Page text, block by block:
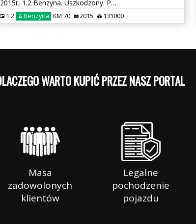
2015r, 1.2 Benzyna. Uszkodzony. Poobijany. Jeździ.
1.2 Benzyna KM 70 2015 131000
DLACZEGO WARTO
Masa
zadowolonych
klientów
Legalne
pochodzenie
pojazdu